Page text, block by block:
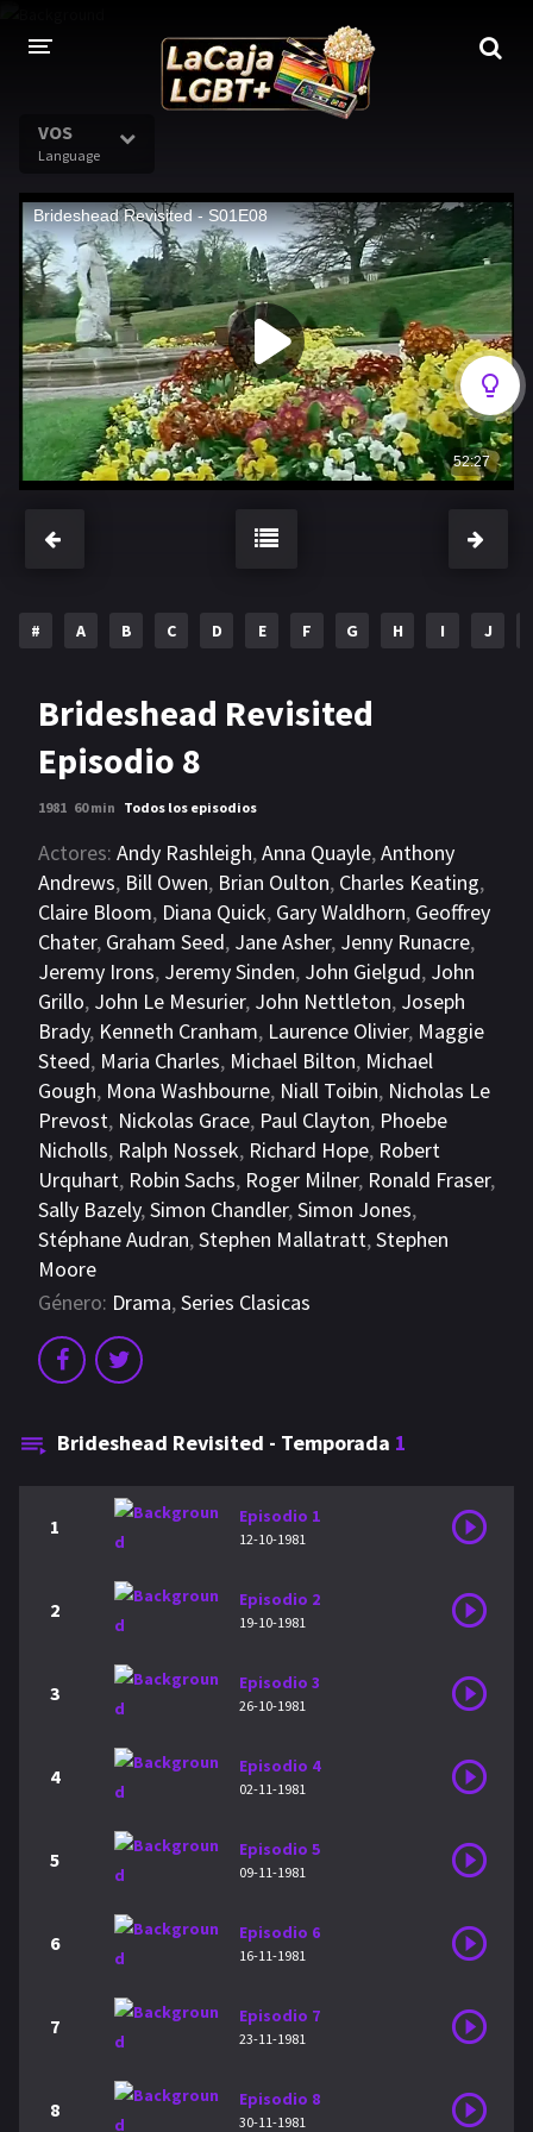
VOS
Language
# A B C D E F G H I J
Brideshead Revisited
Episodio 8
1981 60 min Todos los episodios
Actores: Andy Rashleigh,Anna Quayle,Anthony
Andrews, Bill Owen, Brian Oulton, Charles Keating,
Claire Bloom, Diana Quick, Gary Waldhorn, Geoffrey
Chater, Graham Seed, Jane Asher, Jenny Runacre,
Jeremy Irons, Jeremy Sinden, John Gielgud, John
Grillo, John Le Mesurier, John Nettleton, Joseph
Brady, Kenneth Cranham, Laurence Olivier, Maggie
Steed, Maria Charles, Michael Bilton, Michael
Gough, Mona Washbourne, Niall Toibin, Nicholas Le
Prevost, Nickolas Grace, Paul Clayton, Phoebe
Nicholls, Ralph Nossek, Richard Hope, Robert
Urquhart, Robin Sachs, Roger Milner, Ronald Fraser,
Sally Bazely,Simon Chandler,Simon Jones,
Stéphane Audran,Stephen Mallatratt,Stephen
Moore
Género: Drama,Series Clasicas
Brideshead Revisited - Temporada 1
1 Episodio 1
12-10-1981
2 Episodio 2
19-10-1981
3 Episodio 3
26-10-1981
4 Episodio 4
02-11-1981
5 Episodio 5
09-11-1981
6 Episodio 6
16-11-1981
7 Episodio 7
23-11-1981
8 Episodio 8
30-11-1981